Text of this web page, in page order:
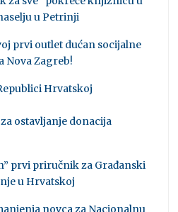
u Petrinji
prvi outlet dućan socijalne
Nova Zagreb!
Hrvatskoj
ostavljanje donacija
prvi priručnik za Građanski
u Hrvatskoj
novca za Nacionalnu